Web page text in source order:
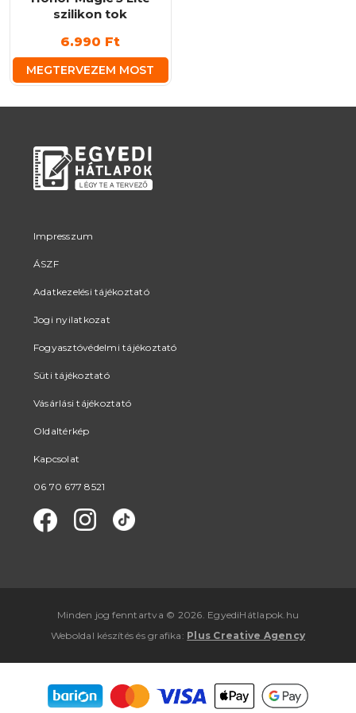
szilikon tok
6.990 Ft
MEGTERVEZEM MOST
Impresszum
ÁSZF
Adatkezelési tájékoztató
Jogi nyilatkozat
Fogyasztóvédelmi tájékoztató
Süti tájékoztató
Vásárlási tájékoztató
Oldaltérkép
Kapcsolat
06 70 677 8521
Minden jog fenntartva © 2026. EgyediHátlapok.hu
Weboldal készítés ésgrafika : Plus Creative Agency